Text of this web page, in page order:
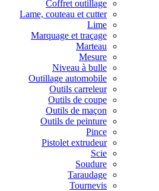
Coffret outillage
Lame, couteau et cutter
Lime
Marquage et traçage
Marteau
Mesure
Niveau à bulle
Outillage automobile
Outils carreleur
Outils de coupe
Outils de maçon
Outils de peinture
Pince
Pistolet extrudeur
Scie
Soudure
Taraudage
Tournevis